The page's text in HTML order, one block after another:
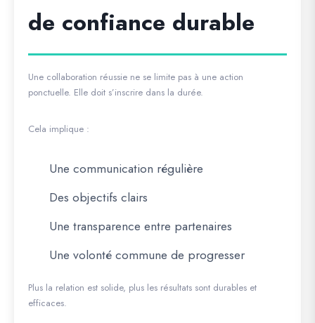
de confiance durable
Une collaboration réussie ne se limite pas à une action
ponctuelle. Elle doit s’inscrire dans la durée.
Cela implique :
Une communication régulière
Des objectifs clairs
Une transparence entre partenaires
Une volonté commune de progresser
Plus la relation est solide, plus les résultats sont durables et
efficaces.